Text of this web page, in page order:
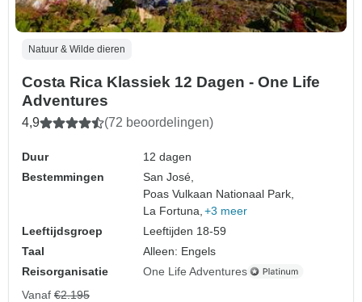
Natuur & Wilde dieren
Costa Rica Klassiek 12 Dagen - One Life
Adventures
4,9 (72 beoordelingen)
Duur
12 dagen
Bestemmingen
San José,
Poas Vulkaan Nationaal Park,
La Fortuna, +3 meer
Leeftijdsgroep
Leeftijden 18-59
Taal
Alleen: Engels
Reisorganisatie
One Life Adventures
Vanaf €2.195